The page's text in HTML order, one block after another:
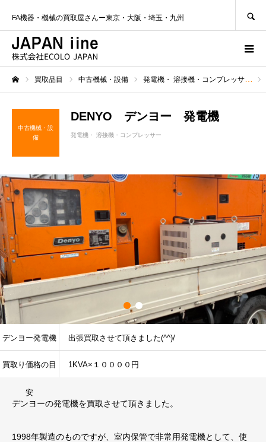
FA機器・機械の買取屋さんー東京・大阪・埼玉・九州
買取品目 中古機械・設備 発電機・ 溶接機・コンプレッサー
中古機械・設
備
DENYO デンヨー 発電機
発電機・ 溶接機・コンプレッサー
デンヨー発電機 出張買取させて頂きました(^^)/
買取り価格の目
安
1KVA×１００００円
デンヨーの発電機を買取させて頂きました。
1998年製造のものですが、室内保管で非常用発電機として、使